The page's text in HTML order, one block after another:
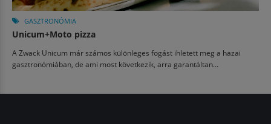
GASZTRONÓMIA
Unicum+Moto pizza
A Zwack Unicum már számos különleges fogást ihletett meg a hazai
gasztronómiában, de ami most következik, arra garantáltan...